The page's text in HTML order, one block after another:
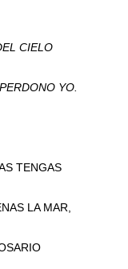
CIELO
YO.
TENGAS
LA MAR,